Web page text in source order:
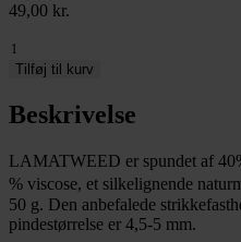
49,00 kr.
Lamatweed
6520
antal
Tilføj til kurv
Beskrivelse
LAMATWEED er spundet af
% viscose, et silkelignende
50 g. Den anbefalede
pindestørrelse er 4,5-5 mm.